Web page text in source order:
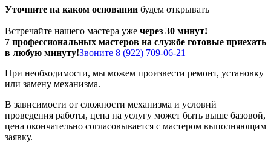
Уточните на каком основании будем открывать
Встречайте нашего мастера уже через 30 минут!
7 профессиональных мастеров на службе готовые приехать
в любую минуту!Звоните 8 (922) 709-06-21
При необходимости, мы можем произвести ремонт, установку
или замену механизма.
В зависимости от сложности механизма и условий
проведения работы, цена на услугу может быть выше базовой,
цена окончательно согласовывается с мастером выполняющим
заявку.